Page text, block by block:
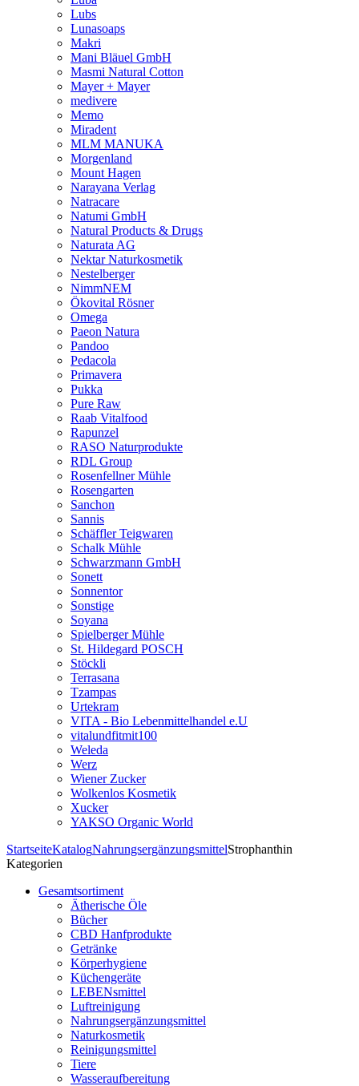
Lubs
Lunasoaps
Makri
Mani Bläuel GmbH
Masmi Natural Cotton
Mayer + Mayer
medivere
Memo
Miradent
MLM MANUKA
Morgenland
Mount Hagen
Narayana Verlag
Natracare
Natumi GmbH
Natural Products & Drugs
Naturata AG
Nektar Naturkosmetik
Nestelberger
NimmNEM
Ökovital Rösner
Omega
Paeon Natura
Pandoo
Pedacola
Primavera
Pukka
Pure Raw
Raab Vitalfood
Rapunzel
RASO Naturprodukte
RDL Group
Rosenfellner Mühle
Rosengarten
Sanchon
Sannis
Schäffler Teigwaren
Schalk Mühle
Schwarzmann GmbH
Sonett
Sonnentor
Sonstige
Soyana
Spielberger Mühle
St. Hildegard POSCH
Stöckli
Terrasana
Tzampas
Urtekram
VITA - Bio Lebenmittelhandel e.U
vitalundfitmit100
Weleda
Werz
Wiener Zucker
Wolkenlos Kosmetik
Xucker
YAKSO Organic World
StartseiteKatalogNahrungsergänzungsmittelStrophanthin
Kategorien
Gesamtsortiment
Ätherische Öle
Bücher
CBD Hanfprodukte
Getränke
Körperhygiene
Küchengeräte
LEBENsmittel
Luftreinigung
Nahrungsergänzungsmittel
Naturkosmetik
Reinigungsmittel
Tiere
Wasseraufbereitung